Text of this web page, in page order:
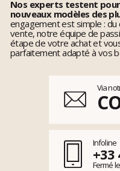
Nos experts testent pour
nouveaux modèles des
engagement est simple :
vente, notre équipe de
étape de votre achat et
parfaitement adapté à vos
Via
Infoline
+33
Fermé